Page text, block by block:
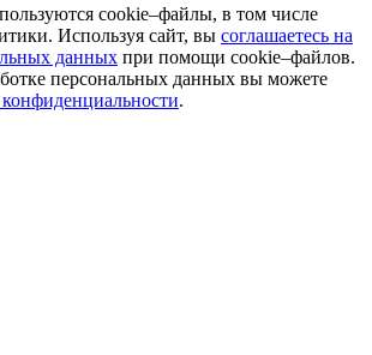
cookie–файлы, в том числе
Используя сайт, вы соглашаетесь на
данных при помощи cookie–файлов.
персональных данных вы можете
.